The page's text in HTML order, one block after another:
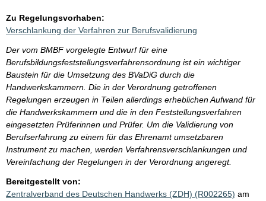
Zu Regelungsvorhaben:
Verschlankung der Verfahren zur Berufsvalidierung
Der vom BMBF vorgelegte Entwurf für eine
Berufsbildungsfeststellungsverfahrensordnung ist ein wichtiger
Baustein für die Umsetzung des BVaDiG durch die
Handwerkskammern. Die in der Verordnung getroffenen
Regelungen erzeugen in Teilen allerdings erheblichen Aufwand für
die Handwerkskammern und die in den Feststellungsverfahren
eingesetzten Prüferinnen und Prüfer. Um die Validierung von
Berufserfahrung zu einem für das Ehrenamt umsetzbaren
Instrument zu machen, werden Verfahrensverschlankungen und
Vereinfachung der Regelungen in der Verordnung angeregt.
Bereitgestellt von:
Zentralverband des Deutschen Handwerks (ZDH) (R002265) am